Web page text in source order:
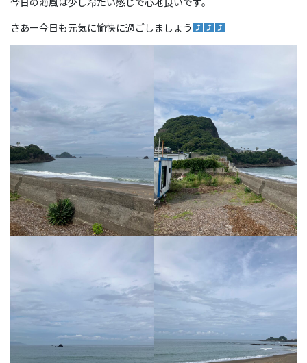
さあー今日も元気に愉快に過ごしましょう